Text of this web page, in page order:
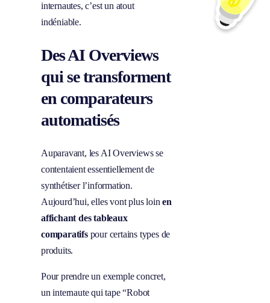
internautes, c’est un atout
indéniable.
Des AI Overviews
qui se transforment
en comparateurs
automatisés
Auparavant, les AI Overviews se
contentaient essentiellement de
synthétiser l’information.
Aujourd’hui, elles vont plus loinen
affichant des tableaux
comparatifspour certains types de
produits.
Pour prendre un exemple concret,
un internaute qui tape “Robot